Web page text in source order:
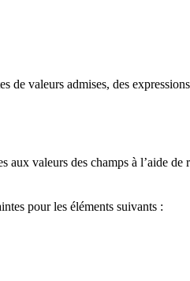
de valeurs admises, des
valeurs des champs à l’aide
pour les éléments suivants :